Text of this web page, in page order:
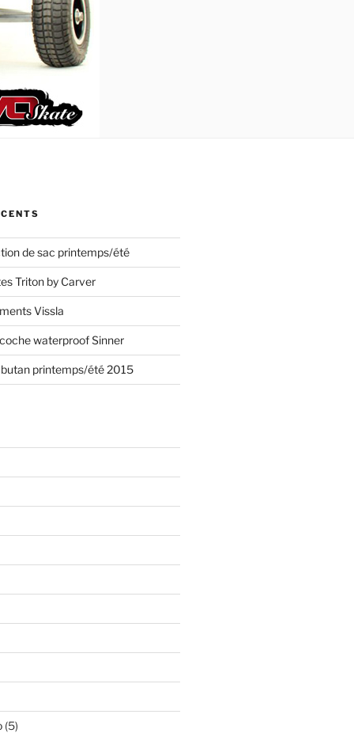
de sac printemps/été
Triton by Carver
Vissla
waterproof Sinner
printemps/été 2015
(5)